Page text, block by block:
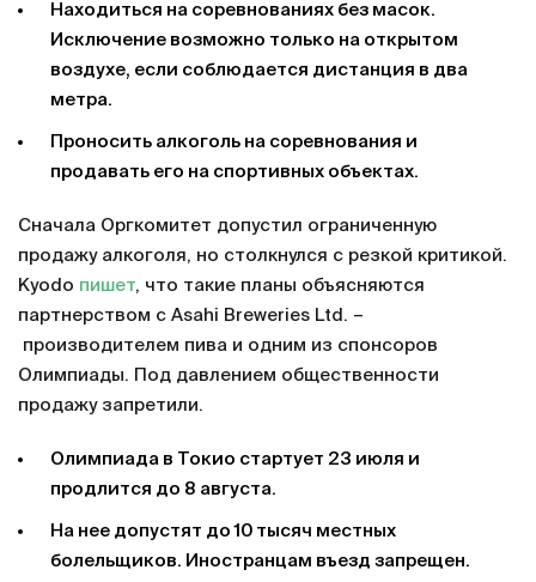
Находиться на соревнованиях без масок.
Исключение возможно только на открытом
воздухе, если соблюдается дистанция в два
метра.
Проносить алкоголь на соревнования и
продавать его на спортивных объектах.
Сначала Оргкомитет допустил ограниченную
продажу алкоголя, но столкнулся с резкой критикой.
Kyodo пишет, что такие планы объясняются
партнерством с Asahi Breweries Ltd. –
производителем пива и одним из спонсоров
Олимпиады. Под давлением общественности
продажу запретили.
Олимпиада в Токио стартует 23 июля и
продлится до 8 августа.
На нее допустят до 10 тысяч местных
болельщиков. Иностранцам въезд запрещен.